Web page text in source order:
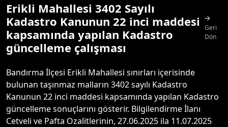
Erikli Mahallesi 3402 Sayılı
Kadastro Kanunun 22 inci maddesi
kapsamında yapılan Kadastro
güncelleme çalışması
Geri
Dön
Bandırma İlçesi Erikli Mahallesi sınırları içerisinde
bulunan taşınmaz malların 3402 sayılı Kadastro
Kanunun 22 inci maddesi kapsamında yapılan Kadastro
güncelleme sonuçlarını gösterir. Bilgilendirme İlanı
Cetveli ve Pafta Ozalitlerinin, 27.06.2025 ila 11.07.2025